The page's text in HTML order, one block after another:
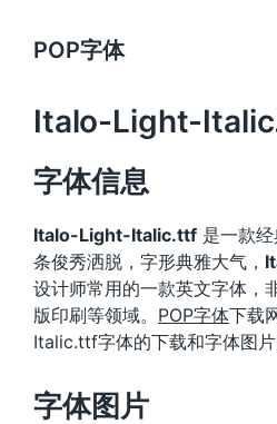
POP字体
Italo-Light-
字体信息
Italo-Light-Italic.ttf 是一款
条俊秀洒脱，字形典雅大气，
设计师常用的一款英文字体，
版印刷等领域。 POP字体下载
Italic.ttf字体的下载和字体图片
字体图片